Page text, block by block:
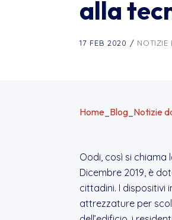
alla
17 FEB 2020 /
Home Blog Notizie
Oodi, così si chiama
Dicembre 2019, è
cittadini. I dispositivi
attrezzature per